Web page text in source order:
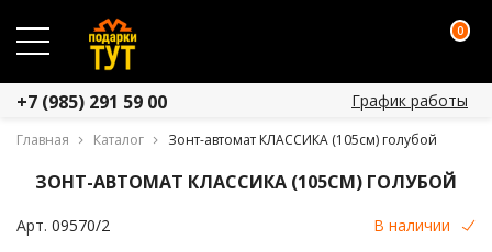
0
+7 (985) 291 59 00 График работы
Главная Каталог Зонт-автомат КЛАССИКА (105см) голубой
ЗОНТ-АВТОМАТ КЛАССИКА (105СМ) ГОЛУБОЙ
Арт. 09570/2 В наличии